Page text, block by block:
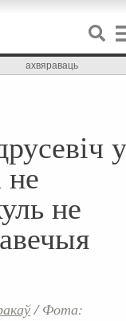
ахвяраваць
у
не
не
/Фота: